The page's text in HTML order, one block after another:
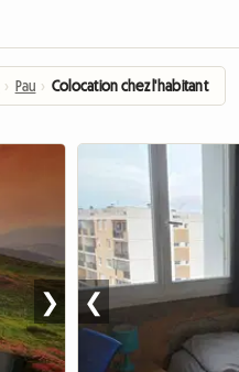
› Pau › Colocation chez l'habitant
❯ ❮